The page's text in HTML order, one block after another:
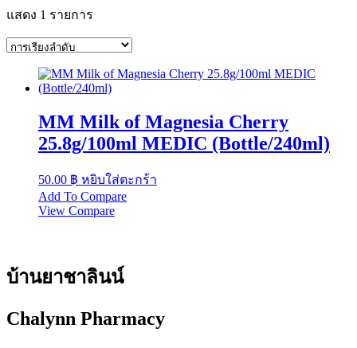
แสดง 1 รายการ
MM Milk of Magnesia Cherry
25.8g/100ml MEDIC (Bottle/240ml)
50.00 ฿ หยิบใส่ตะกร้า
Add To Compare
View Compare
บ้านยาชาลินน์
Chalynn Pharmacy